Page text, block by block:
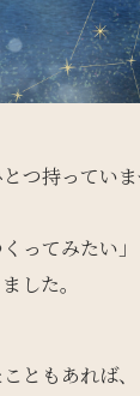
つ持っていま
ってみたい」
した。
ともあれば、